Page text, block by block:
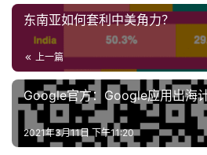
东南亚如何套利中美角力？
上一篇
Google官方：Google应用出海
2021年3月11日 下午11:20